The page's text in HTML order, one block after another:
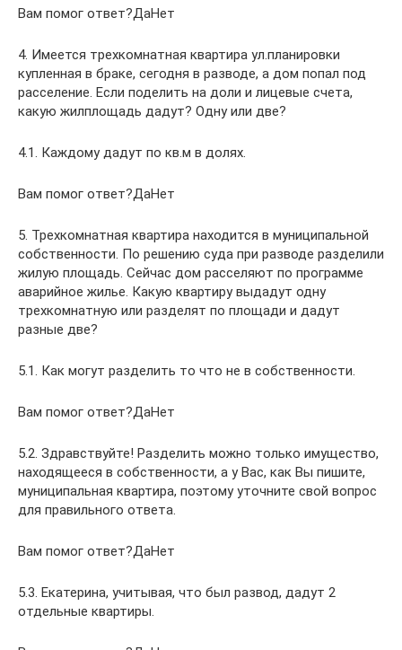
Вам помог ответ?ДаНет
4. Имеется трехкомнатная квартира ул.планировки
купленная в браке, сегодня в разводе, а дом попал под
расселение. Если поделить на доли и лицевые счета,
какую жилплощадь дадут? Одну или две?
4.1. Каждому дадут по кв.м в долях.
Вам помог ответ?ДаНет
5. Трехкомнатная квартира находится в муниципальной
собственности. По решению суда при разводе разделили
жилую площадь. Сейчас дом расселяют по программе
аварийное жилье. Какую квартиру выдадут одну
трехкомнатную или разделят по площади и дадут
разные две?
5.1. Как могут разделить то что не в собственности.
Вам помог ответ?ДаНет
5.2. Здравствуйте! Разделить можно только имущество,
находящееся в собственности, а у Вас, как Вы пишите,
муниципальная квартира, поэтому уточните свой вопрос
для правильного ответа.
Вам помог ответ?ДаНет
5.3. Екатерина, учитывая, что был развод, дадут 2
отдельные квартиры.